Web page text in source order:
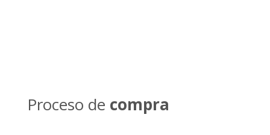
Proceso de compra